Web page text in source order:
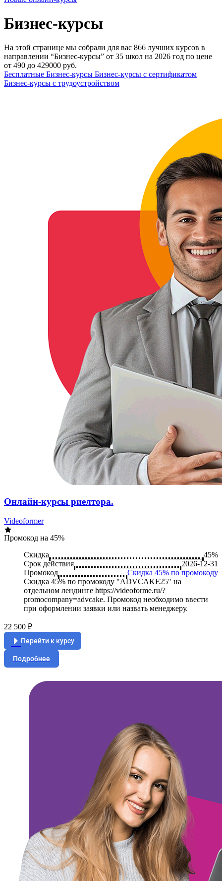
Бизнес-курсы
На этой странице мы собрали для вас 866 лучших курсов в
направлении “Бизнес-курсы” от 35 школ на 2026 год по цене
от 490 до 429000 руб.
Бесплатные Бизнес-курсы Бизнес-курсы с сертификатом
Бизнес-курсы с трудоустройством
Онлайн-курсы риелтора.
Videoformer
Промокод на 45%
Скидка
45%
Срок действия
2026-12-31
Промокод
Скидка 45% по промокоду
Скидка 45% по промокоду "ADVCAKE25" на
отдельном лендинге https://videoforme.ru/?
promocompany=advcake. Промокод необходимо ввести
при оформлении заявки или назвать менеджеру.
22 500 ₽
Перейти к курсу
Подробнее